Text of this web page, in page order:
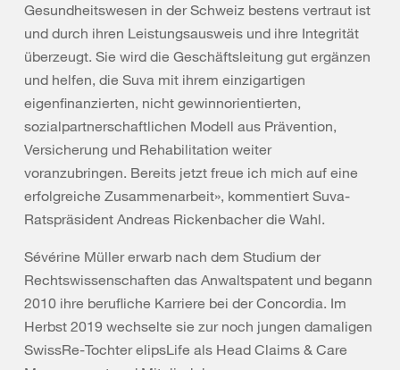
Gesundheitswesen in der Schweiz bestens vertraut ist
und durch ihren Leistungsausweis und ihre Integrität
überzeugt. Sie wird die Geschäftsleitung gut ergänzen
und helfen, die Suva mit ihrem einzigartigen
eigenfinanzierten, nicht gewinnorientierten,
sozialpartnerschaftlichen Modell aus Prävention,
Versicherung und Rehabilitation weiter
voranzubringen. Bereits jetzt freue ich mich auf eine
erfolgreiche Zusammenarbeit», kommentiert Suva-
Ratspräsident Andreas Rickenbacher die Wahl.
Sévérine Müller erwarb nach dem Studium der
Rechtswissenschaften das Anwaltspatent und begann
2010 ihre berufliche Karriere bei der Concordia. Im
Herbst 2019 wechselte sie zur noch jungen damaligen
SwissRe-Tochter elipsLife als Head Claims & Care